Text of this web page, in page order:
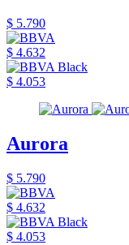
$ 5.790
$ 4.632
$ 4.053
Aurora
$ 5.790
$ 4.632
$ 4.053